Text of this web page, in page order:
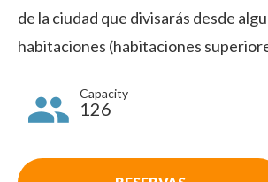
de la ciudad que divisarás desde
habitaciones (habitaciones
Capacity
126